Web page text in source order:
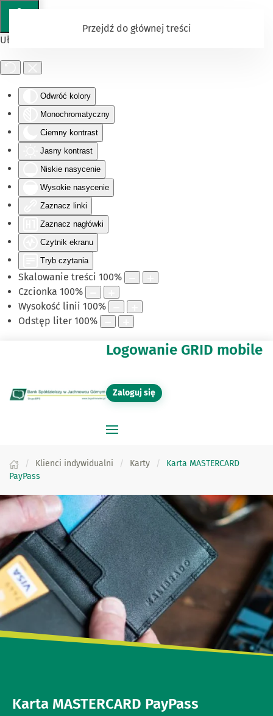
Ułatwienia dostępu
Odwróć kolory
Monochromatyczny
Ciemny kontrast
Jasny kontrast
Niskie nasycenie
Wysokie nasycenie
Zaznacz linki
Zaznacz nagłówki
Czytnik ekranu
Tryb czytania
Skalowanie treści 100%
Czcionka 100%
Wysokość linii 100%
Odstęp liter 100%
Przejdź do głównej treści
Logowanie GRID mobile
Zaloguj się
Klienci indywidualni Karty
Karta MASTERCARD
PayPass
Karta MASTERCARD PayPass